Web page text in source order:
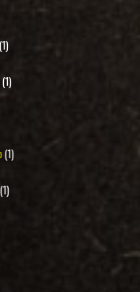
(1)
(1)
(1)
(1)